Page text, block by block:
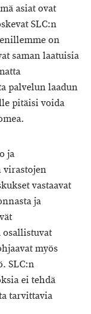
asiat ovat
SLC:n
on
saman laatuisia
palvelun laadun
pitäisi voida
ja
virastojen
vastaavat
ja
osallistuvat
myös
SLC:n
ei tehdä
tarvittavia